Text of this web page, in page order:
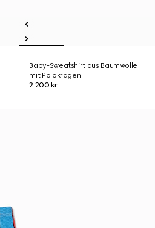
Baby-Sweatshirt aus Baumwolle
mit Polokragen
2.200 kr.